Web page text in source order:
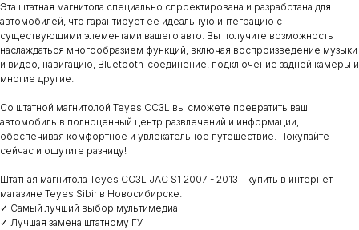
Эта штатная магнитола специально спроектирована и разработана для
автомобилей, что гарантирует ее идеальную интеграцию с
существующими элементами вашего авто. Вы получите возможность
наслаждаться многообразием функций, включая воспроизведение музыки
и видео, навигацию, Bluetooth-соединение, подключение задней камеры и
многие другие.
Со штатной магнитолой Teyes CC3L вы сможете превратить ваш
автомобиль в полноценный центр развлечений и информации,
обеспечивая комфортное и увлекательное путешествие. Покупайте
сейчас и ощутите разницу!
Штатная магнитола Teyes CC3L JAC S1 2007 - 2013 - купить в интернет-
магазине Teyes Sibir в Новосибирске.
✓ Самый лучший выбор мультимедиа
✓ Лучшая замена штатному ГУ